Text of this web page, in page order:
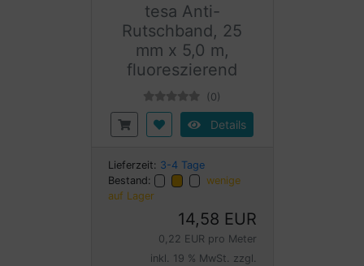
tesa Anti-
Rutschband, 25
mm x 5,0 m,
fluoreszierend
(0)
Details
Lieferzeit: 3-4 Tage
Bestand:
wenige
auf Lager
14,58 EUR
0,22 EUR pro Meter
inkl. 19 % MwSt. zzgl.